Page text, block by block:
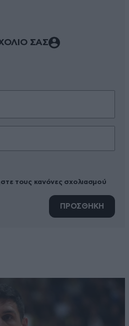
ΣΑΣ
τους κανόνες σχολιασμού
ΠΡΟΣΘΗΚΗ